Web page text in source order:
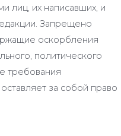
лиц, их написавших, и
Запрещено
оскорбления
политического
требования
за собой право